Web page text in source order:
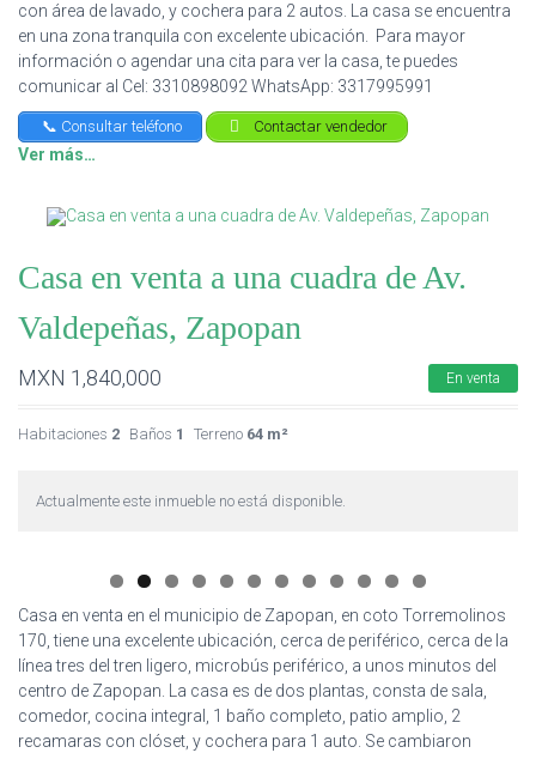
con área de lavado, y cochera para 2 autos. La casa se encuentra
en una zona tranquila con excelente ubicación. Para mayor
información o agendar una cita para ver la casa, te puedes
comunicar al Cel: 3310898092 WhatsApp: 3317995991
📞 Consultar teléfono Contactar vendedor
Ver más…
Casa en venta a una cuadra de Av.
Valdepeñas, Zapopan
MXN 1,840,000 En venta
Habitaciones 2 Baños 1 Terreno 64 m²
Actualmente este inmueble no está disponible.
Casa en venta en el municipio de Zapopan, en coto Torremolinos
170, tiene una excelente ubicación, cerca de periférico, cerca de la
línea tres del tren ligero, microbús periférico, a unos minutos del
centro de Zapopan. La casa es de dos plantas, consta de sala,
comedor, cocina integral, 1 baño completo, patio amplio, 2
recamaras con clóset, y cochera para 1 auto. Se cambiaron